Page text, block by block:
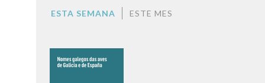
ESTA SEMANA ESTE MES